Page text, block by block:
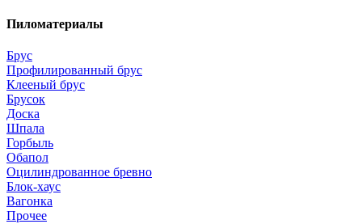
Пиломатериалы
Брус
Профилированный брус
Клееный брус
Брусок
Доска
Шпала
Горбыль
Обапол
Оцилиндрованное бревно
Блок-хаус
Вагонка
Прочее